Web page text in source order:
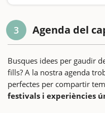
3 Agenda del
Busques idees per gaudir
fills? A la nostra agenda
perfectes per compartir
festivals i experiències